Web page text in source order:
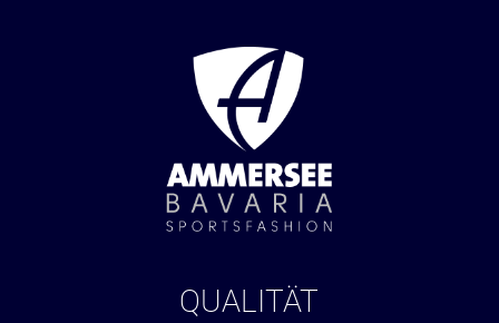
QUALITÄT